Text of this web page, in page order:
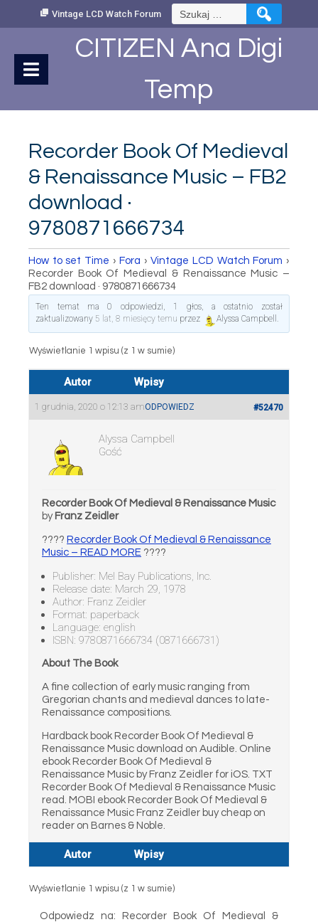
Vintage LCD Watch Forum Szukaj:
CITIZEN Ana Digi
Temp
Recorder Book Of Medieval
& Renaissance Music – FB2
download ·
9780871666734
How to set Time › Fora › Vintage LCD Watch Forum ›
Recorder Book Of Medieval & Renaissance Music –
FB2 download · 9780871666734
Ten temat ma 0 odpowiedzi, 1 głos, a ostatnio został
zaktualizowany 5 lat, 8 miesięcy temu przez Alyssa Campbell .
Wyświetlanie 1 wpisu (z 1 w sumie)
Autor Wpisy
1 grudnia, 2020 o 12:13 am #52470
ODPOWIEDZ
Alyssa Campbell
Gość
Recorder Book Of Medieval & Renaissance Music
by Franz Zeidler
???? Recorder Book Of Medieval & Renaissance
Music – READ MORE ????
Publisher: Mel Bay Publications, Inc.
Release date: March 29, 1978
Author: Franz Zeidler
Format: paperback
Language: english
ISBN: 9780871666734 (0871666731)
About The Book
A fine collection of early music ranging from
Gregorian chants and medieval dances to late-
Renaissance compositions.
Hardback book Recorder Book Of Medieval &
Renaissance Music download on Audible. Online
ebook Recorder Book Of Medieval &
Renaissance Music by Franz Zeidler for iOS. TXT
Recorder Book Of Medieval & Renaissance Music
read. MOBI ebook Recorder Book Of Medieval &
Renaissance Music Franz Zeidler buy cheap on
reader on Barnes & Noble.
Autor Wpisy
Wyświetlanie 1 wpisu (z 1 w sumie)
Odpowiedz na: Recorder Book Of Medieval &